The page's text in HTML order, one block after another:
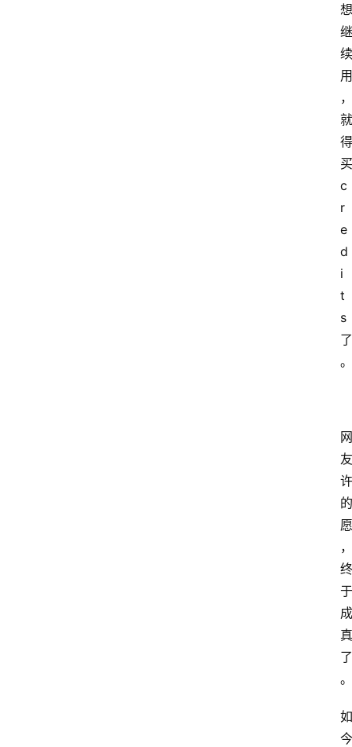
想
继
续
用
，
就
得
买
c
r
e
d
i
t
s
了
。
网
友
许
的
愿
，
终
于
成
真
了
。
如
今